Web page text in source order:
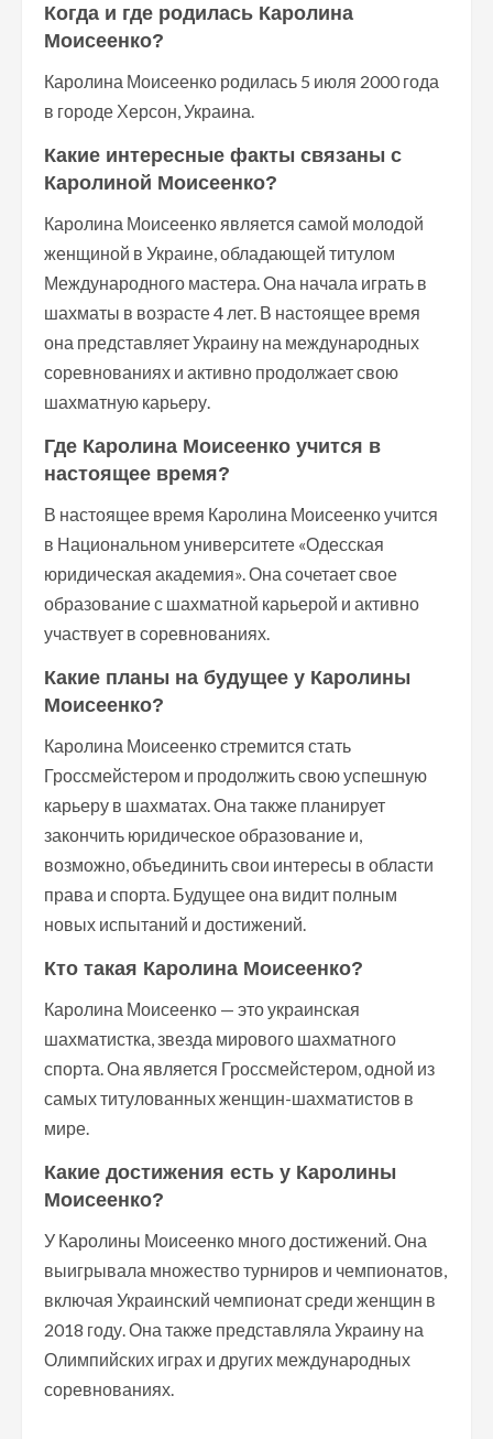
Когда и где родилась Каролина
Моисеенко?
Каролина Моисеенко родилась 5 июля 2000 года
в городе Херсон, Украина.
Какие интересные факты связаны с
Каролиной Моисеенко?
Каролина Моисеенко является самой молодой
женщиной в Украине, обладающей титулом
Международного мастера. Она начала играть в
шахматы в возрасте 4 лет. В настоящее время
она представляет Украину на международных
соревнованиях и активно продолжает свою
шахматную карьеру.
Где Каролина Моисеенко учится в
настоящее время?
В настоящее время Каролина Моисеенко учится
в Национальном университете «Одесская
юридическая академия». Она сочетает свое
образование с шахматной карьерой и активно
участвует в соревнованиях.
Какие планы на будущее у Каролины
Моисеенко?
Каролина Моисеенко стремится стать
Гроссмейстером и продолжить свою успешную
карьеру в шахматах. Она также планирует
закончить юридическое образование и,
возможно, объединить свои интересы в области
права и спорта. Будущее она видит полным
новых испытаний и достижений.
Кто такая Каролина Моисеенко?
Каролина Моисеенко — это украинская
шахматистка, звезда мирового шахматного
спорта. Она является Гроссмейстером, одной из
самых титулованных женщин-шахматистов в
мире.
Какие достижения есть у Каролины
Моисеенко?
У Каролины Моисеенко много достижений. Она
выигрывала множество турниров и чемпионатов,
включая Украинский чемпионат среди женщин в
2018 году. Она также представляла Украину на
Олимпийских играх и других международных
соревнованиях.